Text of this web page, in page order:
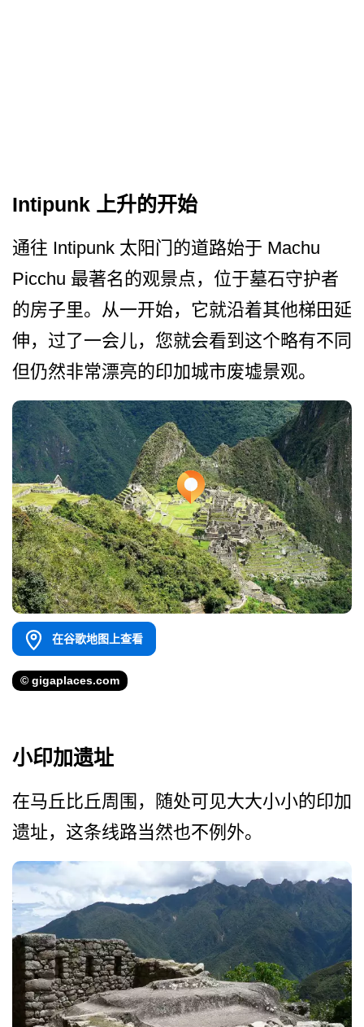
Intipunk 上升的开始
通往 Intipunk 太阳门的道路始于 Machu
Picchu 最著名的观景点，位于墓石守­护者
的房子里。从一开始，它就沿着其他梯田延
伸，过­了一会儿，您就会看到这个略有不同
但仍然非常漂亮的­印加城市废墟景观。
在谷歌地图上查看
© gigaplaces.com
小印加遗址
在马丘比丘周围，随处可见大­大小小的印加
遗址，这条线路当然也不例外。